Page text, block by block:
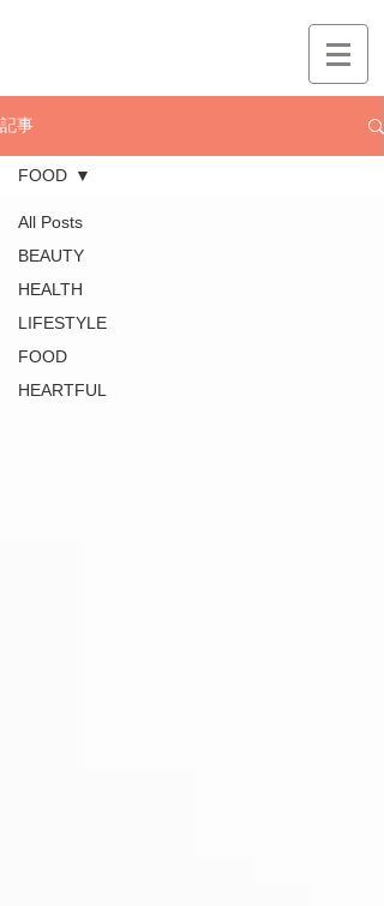
記事
All Posts
BEAUTY
HEALTH
LIFESTYLE
FOOD
HEARTFUL
FOOD